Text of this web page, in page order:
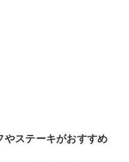
ステーキがおすすめ